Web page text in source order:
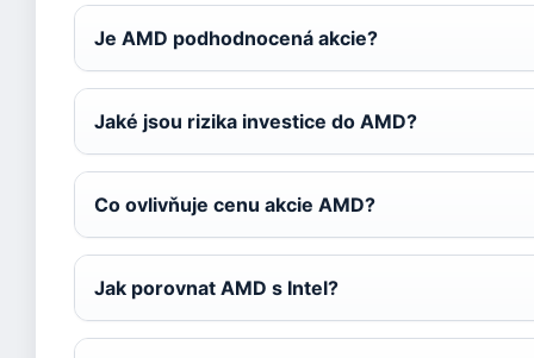
Je AMD podhodnocená akcie?
Jaké jsou rizika investice do AMD?
Co ovlivňuje cenu akcie AMD?
Jak porovnat AMD s Intel?